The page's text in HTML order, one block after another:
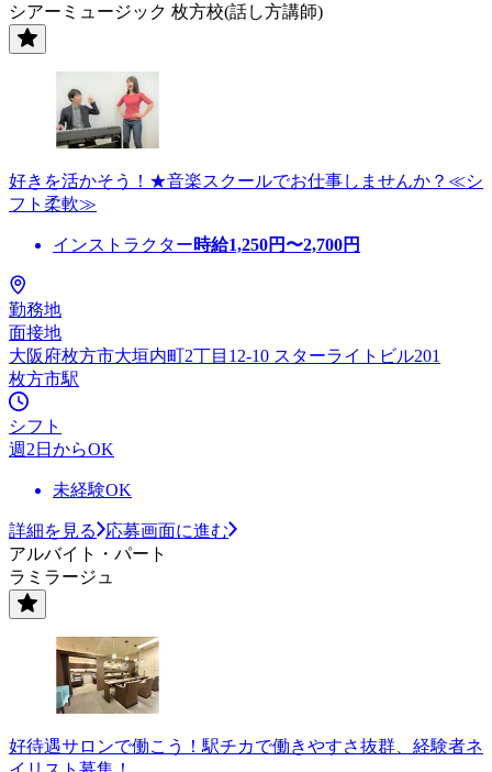
シアーミュージック 枚方校(話し方講師)
好きを活かそう！★音楽スクールでお仕事しませんか？≪シ
フト柔軟≫
インストラクター時給1,250円〜2,700円
勤務地
面接地
大阪府枚方市大垣内町2丁目12-10 スターライトビル201
枚方市駅
シフト
週2日からOK
未経験OK
詳細を見る
応募画面に進む
アルバイト・パート
ラミラージュ
好待遇サロンで働こう！駅チカで働きやすさ抜群、経験者ネ